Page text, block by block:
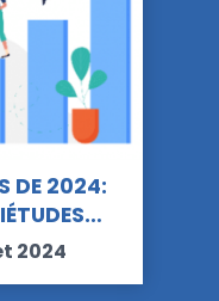
DE 2024:
2024